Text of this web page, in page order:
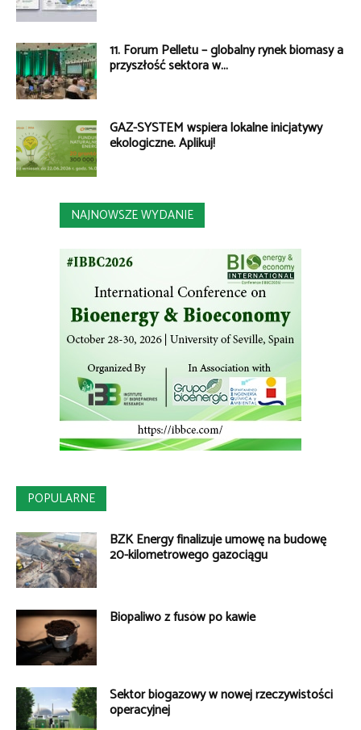
11. Forum Pelletu – globalny rynek biomasy a
przyszłość sektora w...
GAZ-SYSTEM wspiera lokalne inicjatywy
ekologiczne. Aplikuj!
NAJNOWSZE WYDANIE
POPULARNE
BZK Energy finalizuje umowę na budowę
20-kilometrowego gazociągu
Biopaliwo z fusów po kawie
Sektor biogazowy w nowej rzeczywistości
operacyjnej